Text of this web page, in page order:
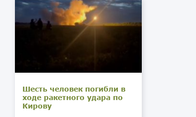
Шесть человек погибли в
ходе ракетного удара по
Кирову